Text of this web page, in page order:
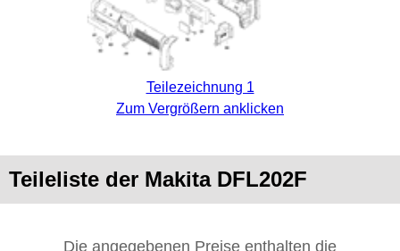
Teilezeichnung 1
Zum Vergrößern anklicken
Teileliste der Makita DFL202F
Die angegebenen Preise enthalten die